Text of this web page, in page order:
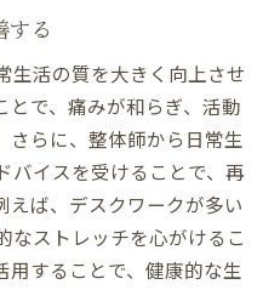
する
生活の質を大きく向上させ
とで、痛みが和らぎ、活動
さらに、整体師から日常生
バイスを受けることで、再
えば、デスクワークが多い
なストレッチを心がけるこ
用することで、健康的な生